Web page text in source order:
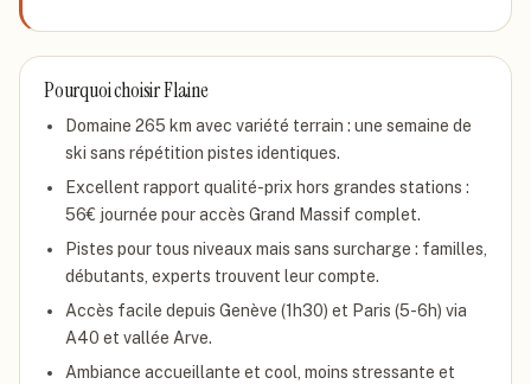
Pourquoi choisirFlaine
Domaine 265 km avec variété terrain : une semaine de
ski sans répétition pistes identiques.
Excellent rapport qualité-prix hors grandes stations :
56€ journée pour accès Grand Massif complet.
Pistes pour tous niveaux mais sans surcharge : familles,
débutants, experts trouvent leur compte.
Accès facile depuis Genève (1h30) et Paris (5-6h) via
A40 et vallée Arve.
Ambiance accueillante et cool, moins stressante et